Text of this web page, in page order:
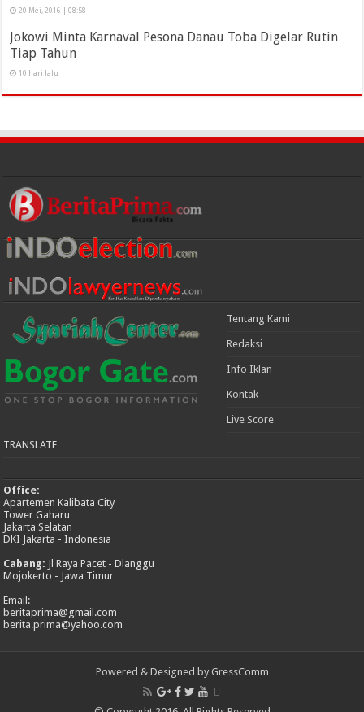
20 Mei, 2016 | 08:58
Jokowi Minta Karnaval Pesona Danau Toba Digelar Rutin
Tiap Tahun
10 hari lalu
Tentang Kami
Redaksi
Info Iklan
Kontak
Live Score
TRANSLATE
Office:
Apartemen Kalibata City
Tower Gaharu
Jakarta Selatan
DKI Jakarta - Indonesia
Cabang: Jl Raya Pacet - Dlanggu
Mojokerto - Jawa Timur
Email:
beritaprima@gmail.com
berita.prima@yahoo.com
Powered & Designed by GressComm